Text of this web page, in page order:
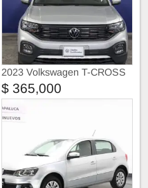
2023 Volkswagen T-CROSS
Trendline
$ 365,000